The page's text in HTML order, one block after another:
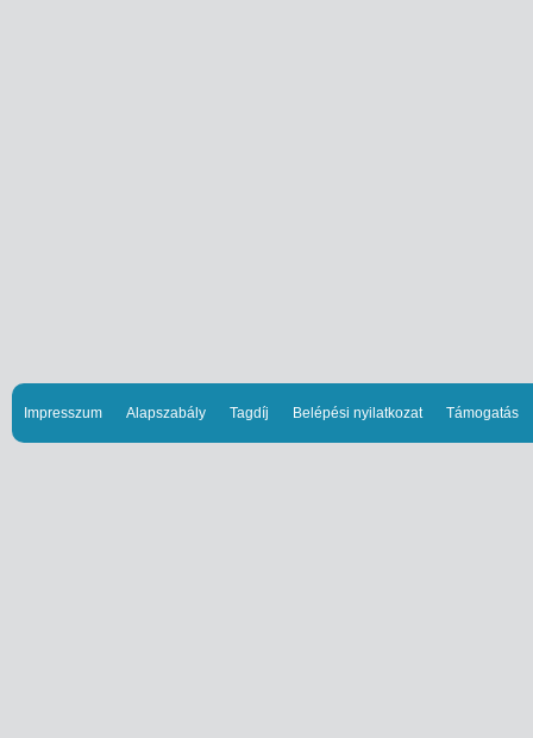
Impresszum Alapszabály Tagdíj Belépési nyilatkozat Támogatás